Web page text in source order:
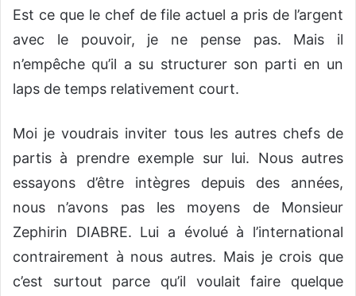
Est ce que le chef de file actuel a pris de l’argent
avec le pouvoir, je ne pense pas. Mais il
n’empêche qu’il a su structurer son parti en un
laps de temps relativement court.
Moi je voudrais inviter tous les autres chefs de
partis à prendre exemple sur lui. Nous autres
essayons d’être intègres depuis des années,
nous n’avons pas les moyens de Monsieur
Zephirin DIABRE. Lui a évolué à l’international
contrairement à nous autres. Mais je crois que
c’est surtout parce qu’il voulait faire quelque